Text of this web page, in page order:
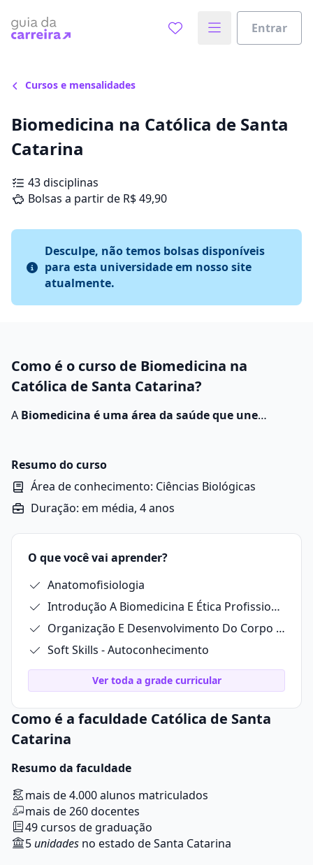
Entrar
Cursos e mensalidades
Biomedicina na Católica de Santa
Catarina
43 disciplinas
Bolsas a partir de R$ 49,90
Desculpe, não temos bolsas disponíveis
para esta universidade em nosso site
atualmente.
Como é o curso de Biomedicina na
Católica de Santa Catarina?
A Biomedicina é uma área da saúde que une
tratamento de doenças
principalmente em atividades de pesquisa, análises
laboratoriais e desenvolvimento de novas tecnologias
aplicadas à saúde.
Resumo do curso
Área de conhecimento: Ciências Biológicas
Duração: em média, 4 anos
O que você vai aprender?
Anatomofisiologia
Introdução A Biomedicina E Ética Profissional
Organização E Desenvolvimento Do Corpo Humano
Soft Skills - Autoconhecimento
Ver toda a grade curricular
Como é a faculdade Católica de Santa
Catarina
Resumo da faculdade
mais de 4.000 alunos matriculados
mais de 260 docentes
49 cursos de graduação
5unidades no estado de Santa Catarina